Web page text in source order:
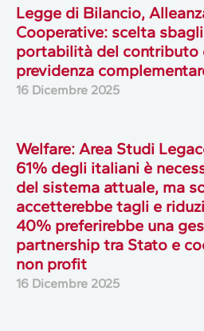
Legge di Bilancio,
Cooperative: scelta
portabilità del contributo
previdenza
16 Dicembre 2025
Welfare: Area Studi
61% degli italiani è
del sistema attuale, ma
accetterebbe tagli e
40% preferirebbe una
partnership tra Stato e
non profit
16 Dicembre 2025